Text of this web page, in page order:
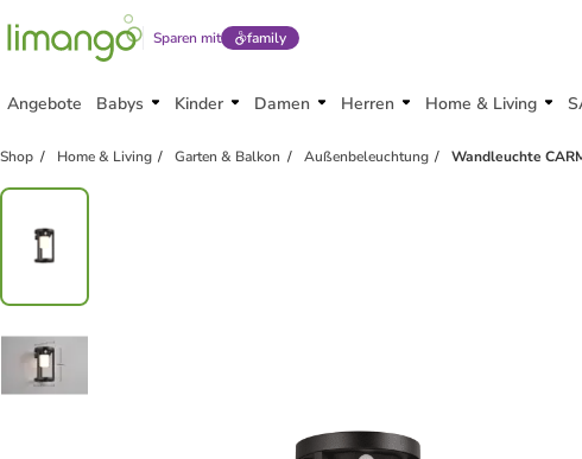
Sparen mit family
Angebote Babys Kinder Damen Herren Home & Living
Shop Home & Living Garten & Balkon Außenbeleuchtung Wandleuchte